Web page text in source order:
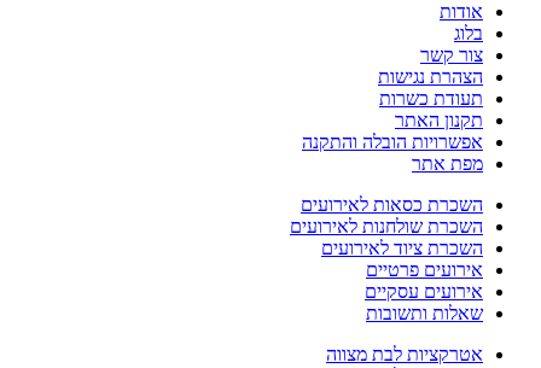
אודות
בלוג
צור קשר
הצהרת נגישות
תעודת כשרות
תקנון האתר
אפשרויות הובלה והתקנה
מפת אתר
השכרת כסאות לאירועים
השכרת שולחנות לאירועים
השכרת ציוד לאירועים
אירועים פרטיים
אירועים עסקיים
שאלות ותשובות
אטרקציות לבת מצווה